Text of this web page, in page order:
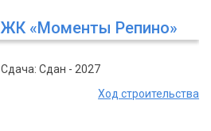
ЖК «Моменты Репино»
Сдача: Сдан - 2027
Ход строительства